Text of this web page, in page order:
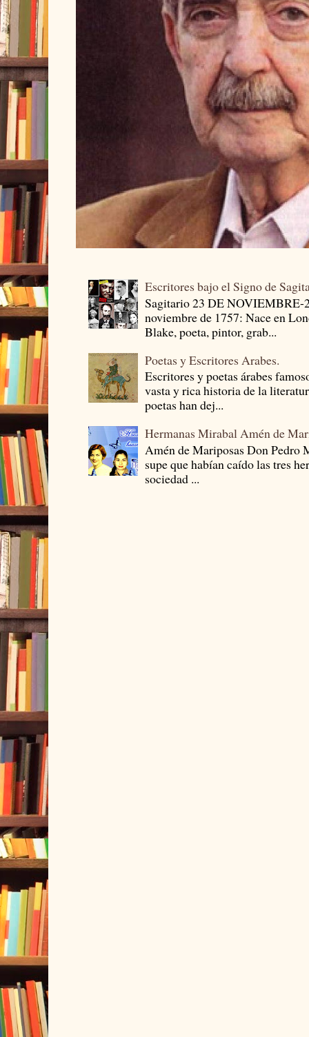
Escritores bajo el Signo de
Sagitario 23 DE
noviembre de 1757: Nace en
Blake, poeta, pintor, grab...
Poetas y Escritores Arabes.
Escritores y poetas árabes
vasta y rica historia de la
poetas han dej...
Hermanas Mirabal Amén de
Amén de Mariposas Don
supe que habían caído las tres
sociedad ...